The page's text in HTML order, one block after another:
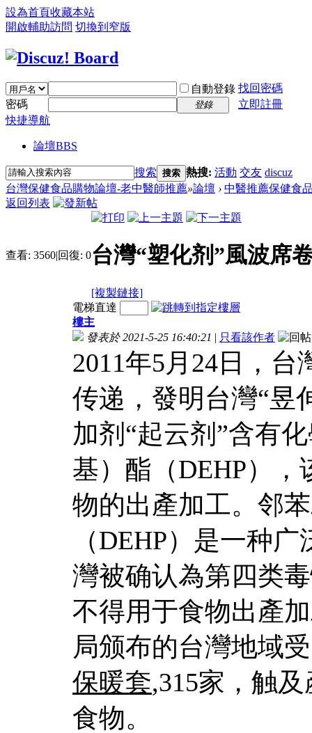
設為首頁收藏本站
開啟輔助訪問 切換到窄版
自動登錄 找回密碼
密碼
登錄
立即註冊
快捷導航
論壇BBS
搜索 搜索 熱搜: 活動 交友 discuz
台灣保健食品購物論壇-老中醫師推薦»論壇 › 中醫推薦保健食
返回列表
查看: 3560|回復: 0台灣“塑化剂”風波席
[複製鏈接]
電梯直達
樓主
發表於 2021-5-25 16:40:21 | 只看該作者
2011年5月24日，
传递，發明台灣“昱
加剂“起云剂”含有
基）酯（DEHP），
物的出產加工。邻
（DEHP）是一种
灣被确认為第四类
不得用于食物出產
局颁布的台灣地域
保暖套,315家，触
食物。